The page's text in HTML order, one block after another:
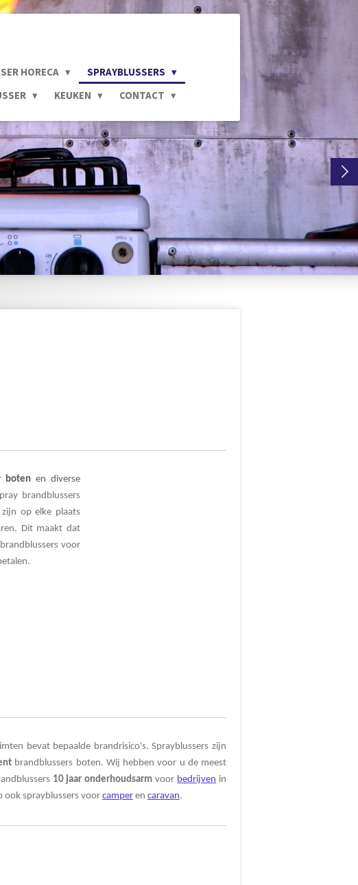
HORECA
SPRAYBLUSSERS
KEUKEN CONTACT
boten en diverse
brandblussers
op elke plaats
Dit maakt dat
voor
bevat bepaalde brandrisico's. Sprayblussers zijn
brandblussers boten. Wij hebben voor u de meest
10 jaar onderhoudsarm voor bedrijven in
ook sprayblussers voorcamper en caravan.